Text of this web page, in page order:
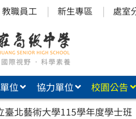
教職員工 新生專區 處室
位 協力單位 校園公告
臺北藝術大學115學年度學士